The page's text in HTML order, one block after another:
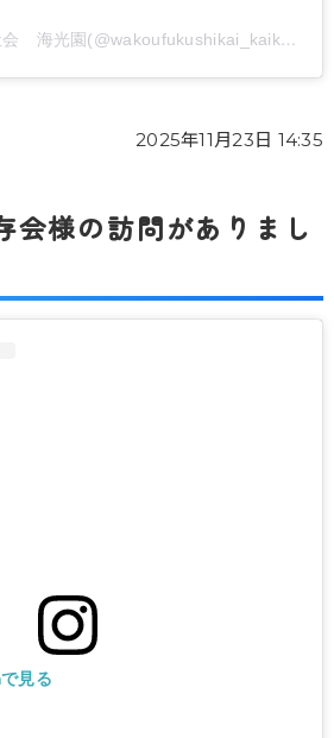
社会福祉法人和光福祉会 海光園(@wakoufukushikai_kaikouen)がシェアした投稿
2025年11月23日 14:35
会様の訪問がありまし
見る